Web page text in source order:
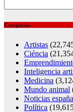
Categorías
Artistas
Ciéncia
Inteligencia
Medicina
Mundo animal
Noticias españa
Política